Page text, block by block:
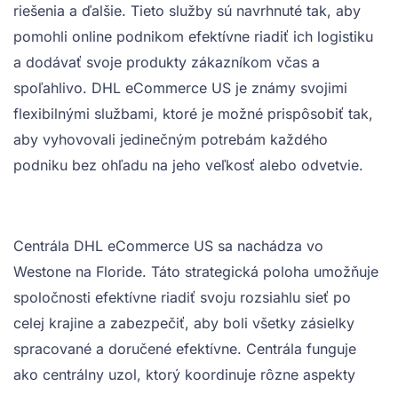
riešenia a ďalšie. Tieto služby sú navrhnuté tak, aby
pomohli online podnikom efektívne riadiť ich logistiku
a dodávať svoje produkty zákazníkom včas a
spoľahlivo. DHL eCommerce US je známy svojimi
flexibilnými službami, ktoré je možné prispôsobiť tak,
aby vyhovovali jedinečným potrebám každého
podniku bez ohľadu na jeho veľkosť alebo odvetvie.
Centrála DHL eCommerce US sa nachádza vo
Westone na Floride. Táto strategická poloha umožňuje
spoločnosti efektívne riadiť svoju rozsiahlu sieť po
celej krajine a zabezpečiť, aby boli všetky zásielky
spracované a doručené efektívne. Centrála funguje
ako centrálny uzol, ktorý koordinuje rôzne aspekty